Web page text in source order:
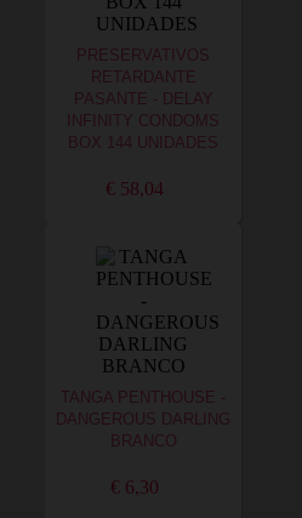
PRESERVATIVOS
RETARDANTE
PASANTE - DELAY
INFINITY CONDOMS
BOX 144 UNIDADES
€ 58,04
TANGA PENTHOUSE -
DANGEROUS DARLING
BRANCO
€ 6,30